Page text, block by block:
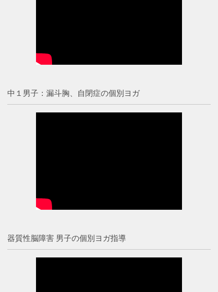
中１男子：漏斗胸、自閉症の個別ヨガ
器質性脳障害 男子の個別ヨガ指導